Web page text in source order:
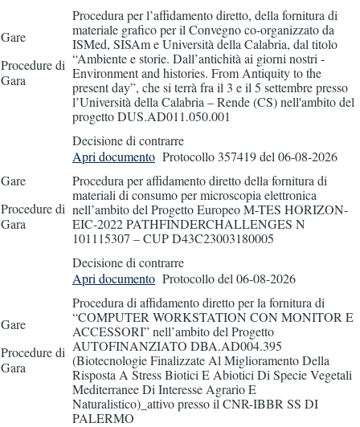
Gare
Procedure di
Gara
Procedura per l’affidamento diretto, della fornitura di
materiale grafico per il Convegno co-organizzato da
ISMed, SISAm e Università della Calabria, dal titolo
“Ambiente e storie. Dall’antichità ai giorni nostri -
Environment and histories. From Antiquity to the
present day”, che si terrà fra il 3 e il 5 settembre presso
l’Università della Calabria – Rende (CS) nell'ambito del
progetto DUS.AD011.050.001
Decisione di contrarre
Gare
Procedure di
Gara
Apri documento Protocollo 357419del 06-08-2026
Procedura per affidamento diretto della fornitura di
materiali di consumo per microscopia elettronica
nell’ambito del Progetto Europeo M-TES HORIZON-
EIC-2022 PATHFINDERCHALLENGES N
101115307 – CUP D43C23003180005
Decisione di contrarre
Gare
Procedure di
Gara
Apri documento Protocollodel 06-08-2026
Procedura di affidamento diretto per la fornitura di
“COMPUTER WORKSTATION CON MONITOR E
ACCESSORI” nell’ambito del Progetto
AUTOFINANZIATO DBA.AD004.395
(Biotecnologie Finalizzate Al Miglioramento Della
Risposta A Stress Biotici E Abiotici Di Specie Vegetali
Mediterranee Di Interesse Agrario E
Naturalistico)_attivo presso il CNR-IBBR SS DI
PALERMO